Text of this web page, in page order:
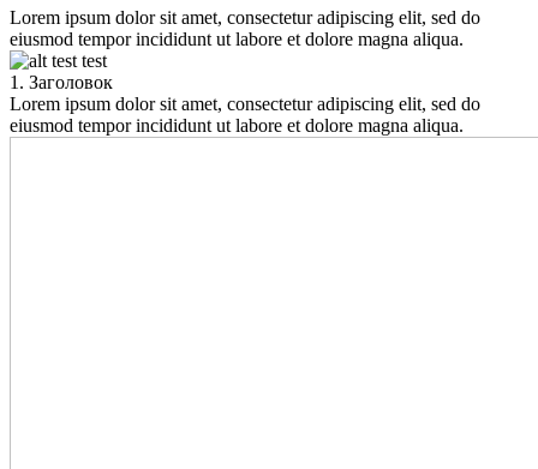
Lorem ipsum dolor sit amet, consectetur adipiscing elit, sed do
eiusmod tempor incididunt ut labore et dolore magna aliqua.
1. Заголовок
Lorem ipsum dolor sit amet, consectetur adipiscing elit, sed do
eiusmod tempor incididunt ut labore et dolore magna aliqua.